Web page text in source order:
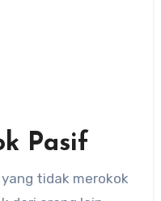
Pasif
tidak merokok